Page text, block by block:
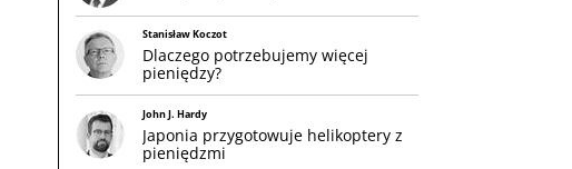
Stanisław Koczot
Dlaczego potrzebujemy więcej
pieniędzy?
John J. Hardy
Japonia przygotowuje helikoptery z
pieniędzmi